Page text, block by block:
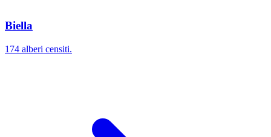
Biella
174 alberi censiti.